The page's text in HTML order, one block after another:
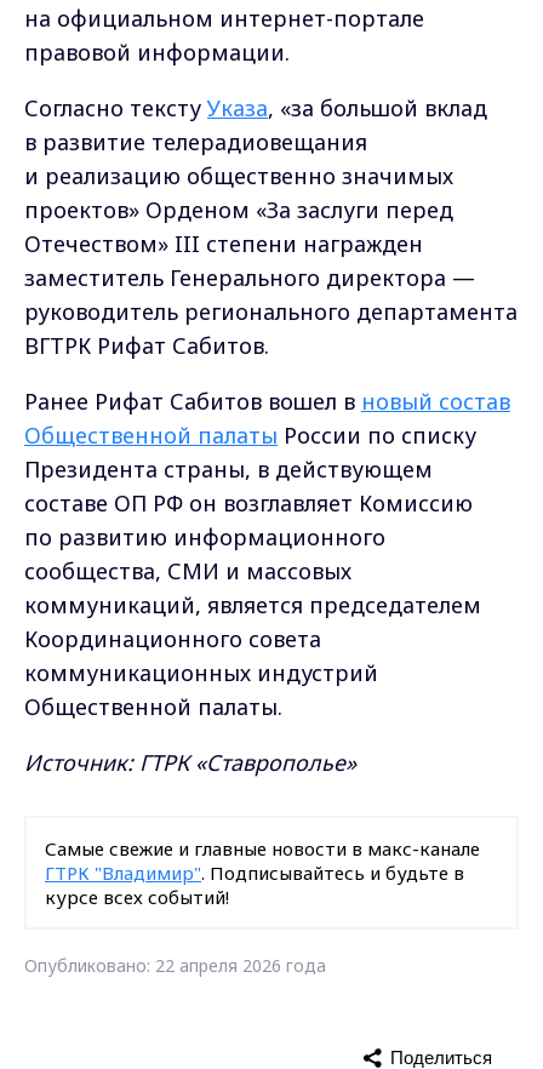
на официальном интернет-портале
правовой информации.
Согласно текстуУказа, «за большой вклад
в развитие телерадиовещания
и реализацию общественно значимых
проектов» Орденом «За заслуги перед
Отечеством» III степени награжден
заместитель Генерального директора —
руководитель регионального департамента
ВГТРК Рифат Сабитов.
Ранее Рифат Сабитов вошел в новый состав
Общественной палаты России по списку
Президента страны, в действующем
составе ОП РФ он возглавляет Комиссию
по развитию информационного
сообщества, СМИ и массовых
коммуникаций, является председателем
Координационного совета
коммуникационных индустрий
Общественной палаты.
Источник: ГТРК «Ставрополье»
Самые свежие и главные новости в макс-канале
ГТРК "Владимир". Подписывайтесь и будьте в
курсе всех событий!
Опубликовано: 22 апреля 2026 года
Поделиться